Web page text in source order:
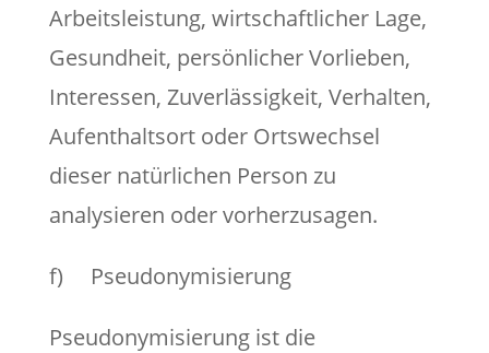
Arbeitsleistung, wirtschaftlicher Lage,
Gesundheit, persönlicher Vorlieben,
Interessen, Zuverlässigkeit, Verhalten,
Aufenthaltsort oder Ortswechsel
dieser natürlichen Person zu
analysieren oder vorherzusagen.
f) Pseudonymisierung
Pseudonymisierung ist die